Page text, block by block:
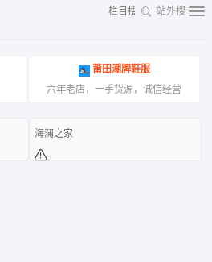
站外搜
莆田潮牌鞋服
六年老店，一手货源，诚信经营
海澜之家